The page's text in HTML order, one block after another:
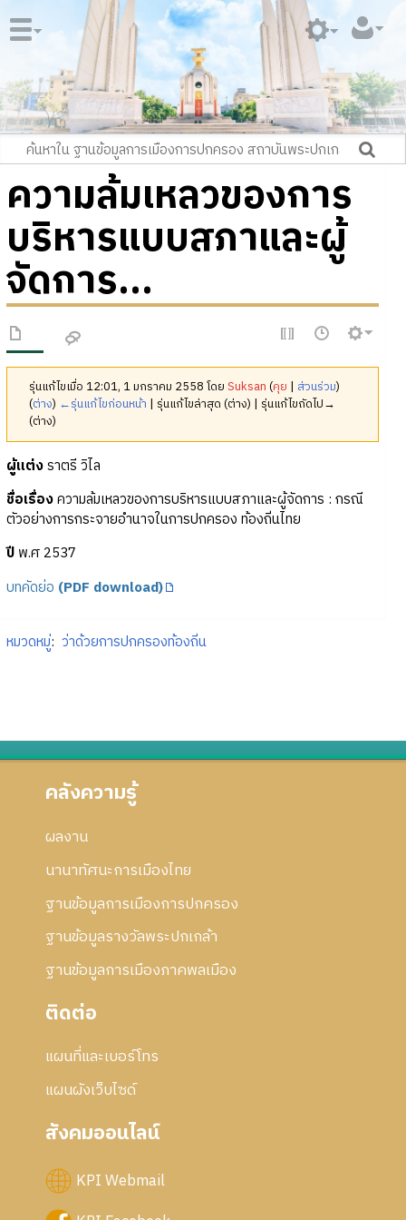
ความล้มเหลวของการ
บริหารแบบสภาและผู้
จัดการ...
รุ่นแก้ไขเมื่อ 12:01, 1 มกราคม 2558 โดยSuksan (คุย | ส่วนร่วม)
(ต่าง) ←รุ่นแก้ไขก่อนหน้า | รุ่นแก้ไขล่าสุด (ต่าง) | รุ่นแก้ไขถัดไป→
(ต่าง)
ผู้แต่งราตรี วิไล
ชื่อเรื่องความล้มเหลวของการบริหารแบบสภาและผู้จัดการ : กรณี
ตัวอย่างการกระจายอำนาจในการปกครอง ท้องถิ่นไทย
ปีพ.ศ 2537
บทคัดย่อ (PDF download)
หมวดหมู่: ว่าด้วยการปกครองท้องถิ่น
คลังความรู้
ผลงาน
นานาทัศนะการเมืองไทย
ฐานข้อมูลการเมืองการปกครอง
ฐานข้อมูลรางวัลพระปกเกล้า
ฐานข้อมูลการเมืองภาคพลเมือง
ติดต่อ
แผนที่และเบอร์โทร
แผนผังเว็บไซด์
สังคมออนไลน์
KPI Webmail